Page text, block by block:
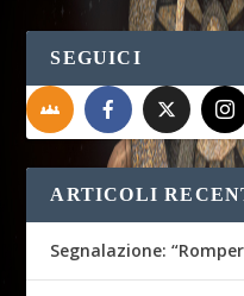
SEGUICI
ARTICOLI
Segnalazione: